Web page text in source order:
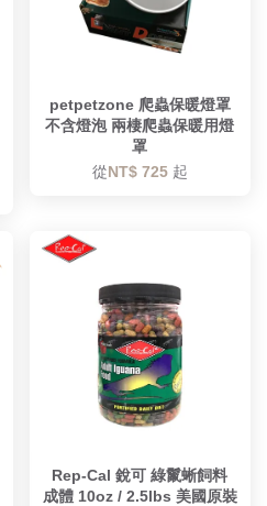
petpetzone 爬蟲保暖燈罩
不含燈泡 兩棲爬蟲保暖用燈
罩
從NT$ 725 起
Rep-Cal 銳可 綠鬣蜥飼料
成體 10oz / 2.5lbs 美國原裝